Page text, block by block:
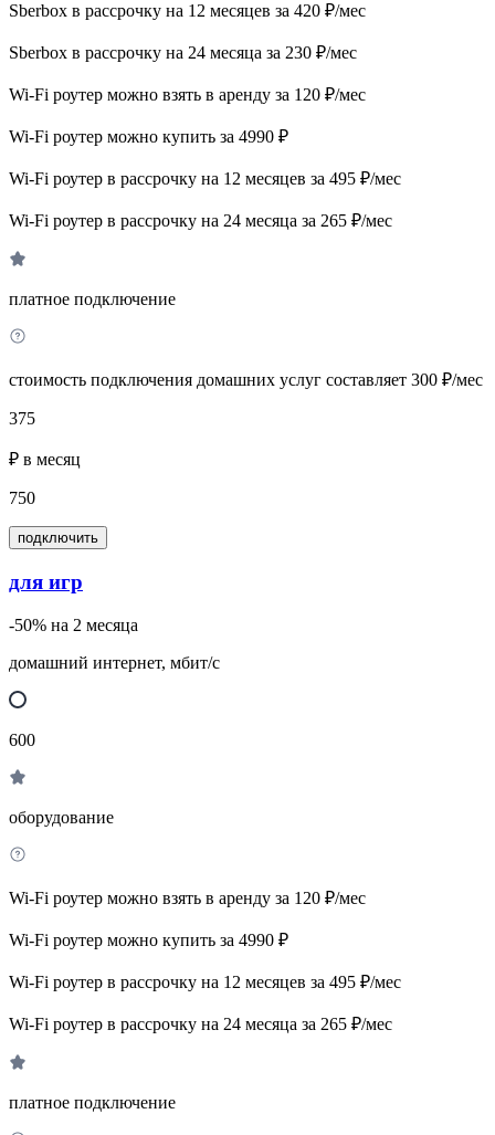
Sberbox в рассрочку на 12 месяцев за 420 ₽/мес
Sberbox в рассрочку на 24 месяца за 230 ₽/мес
Wi-Fi роутер можно взять в аренду за 120 ₽/мес
Wi-Fi роутер можно купить за 4990 ₽
Wi-Fi роутер в рассрочку на 12 месяцев за 495 ₽/мес
Wi-Fi роутер в рассрочку на 24 месяца за 265 ₽/мес
платное подключение
стоимость подключения домашних услуг составляет 300 ₽/мес
375
₽ в месяц
750
подключить
для игр
-50% на 2 месяца
домашний интернет, мбит/с
600
оборудование
Wi-Fi роутер можно взять в аренду за 120 ₽/мес
Wi-Fi роутер можно купить за 4990 ₽
Wi-Fi роутер в рассрочку на 12 месяцев за 495 ₽/мес
Wi-Fi роутер в рассрочку на 24 месяца за 265 ₽/мес
платное подключение